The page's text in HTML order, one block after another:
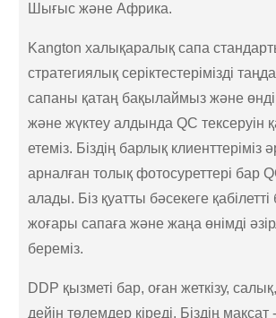
Шығыс және Африка.
Kangton халықаралық сапа
стратегиялық серіктестерімізді
сапаны қатаң бақылаймыз және
және жүктеу алдында QC тексеруін
етеміз. Біздің барлық клиенттеріміз
арналған толық фотосуреттері бар
алады. Біз қуатты бәсекеге қабілетті
жоғары сапаға және жаңа өнімді
береміз.
DDP қызметі бар, оған жеткізу,
дейін төлемдер кіреді. Біздің мақсат